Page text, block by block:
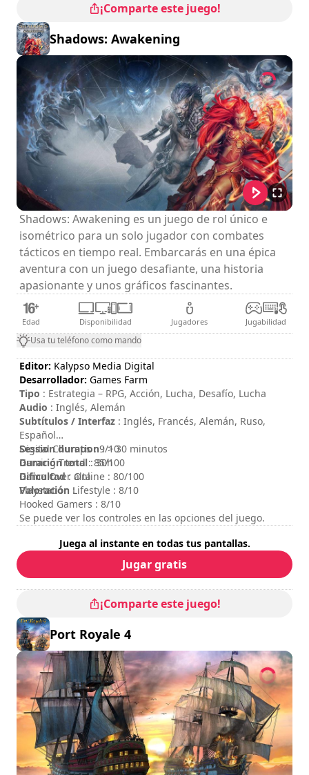
¡Comparte este juego!
Shadows: Awakening
Shadows: Awakening es un juego de rol único e
isométrico para un solo jugador con combates
tácticos en tiempo real. Embarcarás en una épica
aventura con un juego desafiante, una historia
apasionante y unos gráficos fascinantes.
Edad Disponibilidad Jugadores Jugabilidad
Usa tu teléfono como mando
Editor: Kalypso Media Digital
Desarrollador: Games Farm
Tipo : Estrategia – RPG, Acción, Lucha, Desafío, Lucha
Audio : Inglés, Alemán
Subtítulos / Interfaz : Inglés, Francés, Alemán, Ruso,
Español
Session duration: > 30 minutos
Duración total: 30h
Dificultad: alta
Valoración :
Digital Chumps : 9/10
Gaming Trend : 85/100
Game Over Online : 80/100
Playstation Lifestyle : 8/10
Hooked Gamers : 8/10
Se puede ver los controles en las opciones del juego.
Juega al instante en todas tus pantallas.
Jugar gratis
¡Comparte este juego!
Port Royale 4